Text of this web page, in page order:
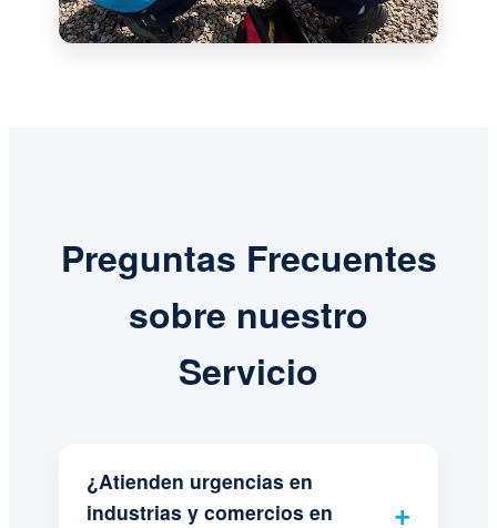
Preguntas Frecuentes
sobre nuestro
Servicio
¿Atienden urgencias en
industrias y comercios en